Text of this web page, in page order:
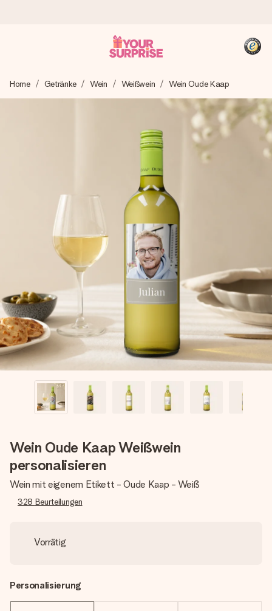
Wir bereiten dein Geschenk sorgfältig vor und schicken es
blitzschnell – damit du es genau zum richtigen Zeitpunkt
überreichen kannst, wenn es am meisten zählt.
4,8 (basierend auf +15.000 Bewertungen)
Unsere Geschenke begeistern. Kunden bewerten uns mit
4,8 bei Google Reviews (Gesamtergebnis aller Länder, in
die wir versenden).
+49 39292 929695
Montag - Freitag : 8:30 - 17:00 Uhr
Samstag - Sonntag : 8:30 - 13:00 Uhr
Home Getränke Wein Weißwein Wein Oude Kaap
Wein Oude Kaap Weißwein
personalisieren
Wein mit eigenem Etikett - Oude Kaap - Weiß
328 Beurteilungen
Vorrätig
Personalisierung